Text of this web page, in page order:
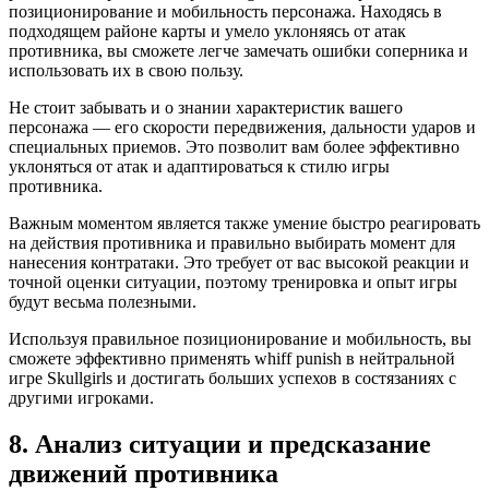
позиционирование и мобильность персонажа. Находясь в
подходящем районе карты и умело уклоняясь от атак
противника, вы сможете легче замечать ошибки соперника и
использовать их в свою пользу.
Не стоит забывать и о знании характеристик вашего
персонажа — его скорости передвижения, дальности ударов и
специальных приемов. Это позволит вам более эффективно
уклоняться от атак и адаптироваться к стилю игры
противника.
Важным моментом является также умение быстро реагировать
на действия противника и правильно выбирать момент для
нанесения контратаки. Это требует от вас высокой реакции и
точной оценки ситуации, поэтому тренировка и опыт игры
будут весьма полезными.
Используя правильное позиционирование и мобильность, вы
сможете эффективно применять whiff punish в нейтральной
игре Skullgirls и достигать больших успехов в состязаниях с
другими игроками.
8. Анализ ситуации и предсказание
движений противника